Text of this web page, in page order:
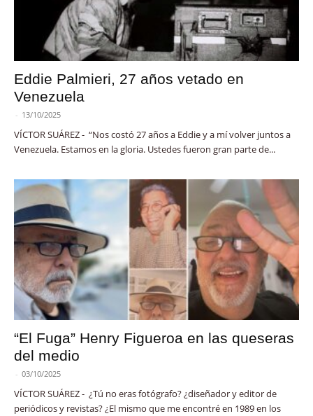
Eddie Palmieri, 27 años vetado en
Venezuela
- 13/10/2025
VÍCTOR SUÁREZ - “Nos costó 27 años a Eddie y a mí volver juntos a
Venezuela. Estamos en la gloria. Ustedes fueron gran parte de...
“El Fuga” Henry Figueroa en las queseras
del medio
- 03/10/2025
VÍCTOR SUÁREZ - ¿Tú no eras fotógrafo? ¿diseñador y editor de
periódicos y revistas? ¿El mismo que me encontré en 1989 en los